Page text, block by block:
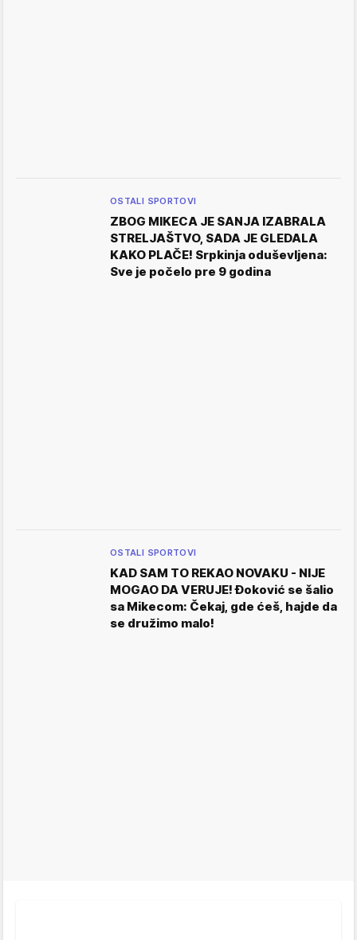
OSTALI SPORTOVI
ZBOG MIKECA JE SANJA IZABRALA
STRELJAŠTVO, SADA JE GLEDALA
KAKO PLAČE! Srpkinja oduševljena:
Sve je počelo pre 9 godina
OSTALI SPORTOVI
KAD SAM TO REKAO NOVAKU - NIJE
MOGAO DA VERUJE! Đoković se šalio
sa Mikecom: Čekaj, gde ćeš, hajde da
se družimo malo!